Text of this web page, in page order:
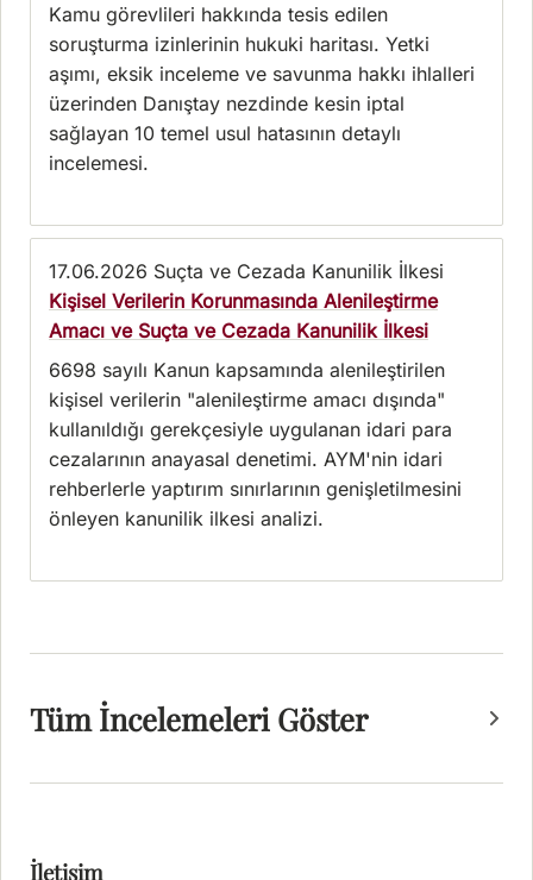
Kamu görevlileri hakkında tesis edilen
soruşturma izinlerinin hukuki haritası. Yetki
aşımı, eksik inceleme ve savunma hakkı ihlalleri
üzerinden Danıştay nezdinde kesin iptal
sağlayan 10 temel usul hatasının detaylı
incelemesi.
17.06.2026 Suçta ve Cezada Kanunilik İlkesi
Kişisel Verilerin Korunmasında Alenileştirme
Amacı ve Suçta ve Cezada Kanunilik İlkesi
6698 sayılı Kanun kapsamında alenileştirilen
kişisel verilerin "alenileştirme amacı dışında"
kullanıldığı gerekçesiyle uygulanan idari para
cezalarının anayasal denetimi. AYM'nin idari
rehberlerle yaptırım sınırlarının genişletilmesini
önleyen kanunilik ilkesi analizi.
Tüm İncelemeleri Göster
İletişim